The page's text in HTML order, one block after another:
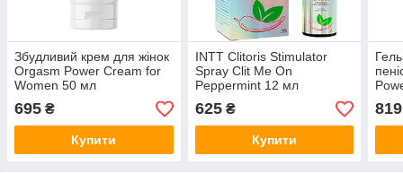
Збудливий крем для жінок
Orgasm Power Cream for
Women 50 мл
695 ₴
Купити
INTT Clitoris Stimulator
Spray Clit Me On
Peppermint 12 мл
625₴
Купити
819